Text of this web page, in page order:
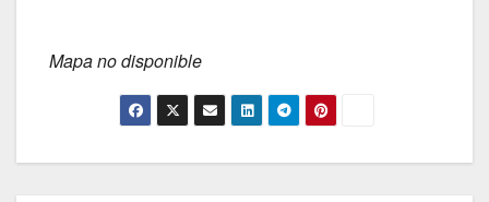
Mapa no disponible